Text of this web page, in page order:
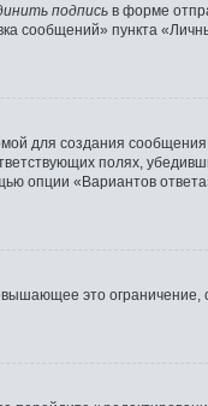
подпись в форме
сообщений» пункта
для создания
полях,
опции «Вариантов
это ограничение,